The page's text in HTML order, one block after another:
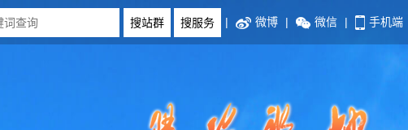
| 微博 | 微信 | 手机端